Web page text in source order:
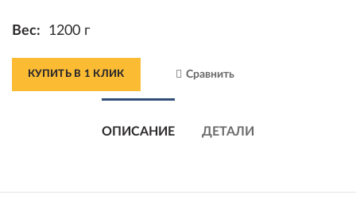
Вес: 1200 г
КУПИТЬ В 1 КЛИК Сравнить
ОПИСАНИЕ ДЕТАЛИ